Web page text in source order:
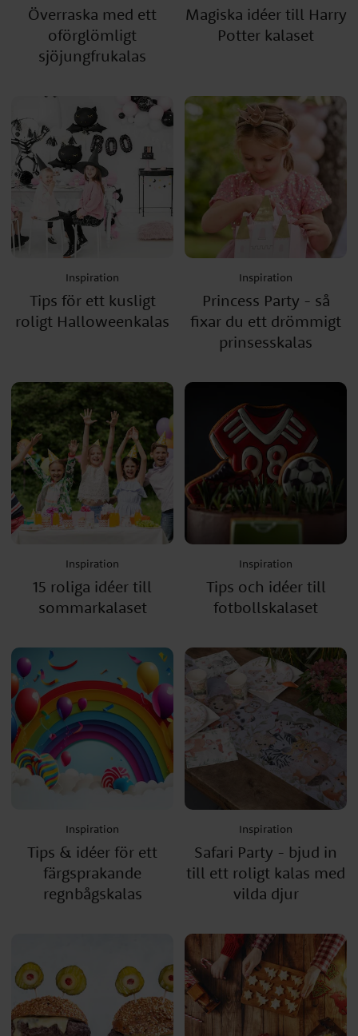
Överraska med ett
oförglömligt
sjöjungfrukalas
Magiska idéer till Harry
Potter kalaset
Inspiration
Tips för ett kusligt
roligt Halloweenkalas
Inspiration
Princess Party - så
fixar du ett drömmigt
prinsesskalas
Inspiration
15 roliga idéer till
sommarkalaset
Inspiration
Tips och idéer till
fotbollskalaset
Inspiration
Tips & idéer för ett
färgsprakande
regnbågskalas
Inspiration
Safari Party - bjud in
till ett roligt kalas med
vilda djur